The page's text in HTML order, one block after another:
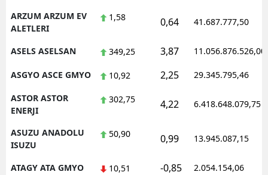
ARZUM ARZUM EV
ALETLERI
1,58 0,64 41.687.777,50
ASELS ASELSAN 349,25 3,87 11.056.876.526,00
ASGYO ASCE GMYO 10,92 2,25 29.345.795,46
ASTOR ASTOR
ENERJI
302,75 4,22 6.418.648.079,75
ASUZU ANADOLU
ISUZU
50,90 0,99 13.945.087,15
ATAGY ATA GMYO 10,51 -0,85 2.054.154,06